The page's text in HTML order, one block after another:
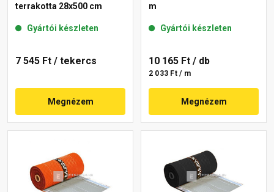
terrakotta 28x500 cm
Gyártói készleten
7 545 Ft / tekercs
Megnézem
m
Gyártói készleten
10 165 Ft / db
2 033 Ft / m
Megnézem